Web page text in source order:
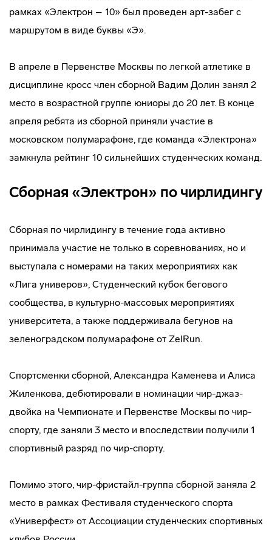
рамках «Электрон – 10» был проведен арт-забег с
маршрутом в виде буквы «Э».
В апреле в Первенстве Москвы по легкой атлетике в
дисциплине кросс член сборной Вадим Долин занял 2
место в возрастной группе юниоры до 20 лет. В конце
апреля ребята из сборной приняли участие в
московском полумарафоне, где команда «Электрона»
замкнула рейтинг 10 сильнейших студенческих команд.
Сборная «Электрон» по чирлидингу
Сборная по чирлидингу в течение года активно
принимала участие не только в соревнованиях, но и
выступала с номерами на таких мероприятиях как
«Лига универов», Студенческий кубок бегового
сообщества, в культурно-массовых мероприятиях
университета, а также поддерживала бегунов на
зеленоградском полумарафоне от ZelRun.
Спортсменки сборной, Александра Каменева и Алиса
Жиленкова, дебютировали в номинации чир-джаз-
двойка на Чемпионате и Первенстве Москвы по чир-
спорту, где заняли 3 место и впоследствии получили 1
спортивный разряд по чир-спорту.
Помимо этого, чир-фристайл-группа сборной заняла 2
место в рамках Фестиваля студенческого спорта
«Универфест» от Ассоциации студенческих спортивных